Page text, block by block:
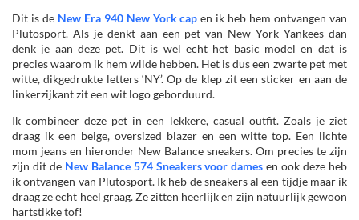
Dit is de New Era 940 New York cap en ik heb hem ontvangen van
Plutosport. Als je denkt aan een pet van New York Yankees dan
denk je aan deze pet. Dit is wel echt het basic model en dat is
precies waarom ik hem wilde hebben. Het is dus een zwarte pet met
witte, dikgedrukte letters ‘NY’. Op de klep zit een sticker en aan de
linkerzijkant zit een wit logo geborduurd.
Ik combineer deze pet in een lekkere, casual outfit. Zoals je ziet
draag ik een beige, oversized blazer en een witte top. Een lichte
mom jeans en hieronder New Balance sneakers. Om precies te zijn
zijn dit de New Balance 574 Sneakers voor dames en ook deze heb
ik ontvangen van Plutosport. Ik heb de sneakers al een tijdje maar ik
draag ze echt heel graag. Ze zitten heerlijk en zijn natuurlijk gewoon
hartstikke tof!